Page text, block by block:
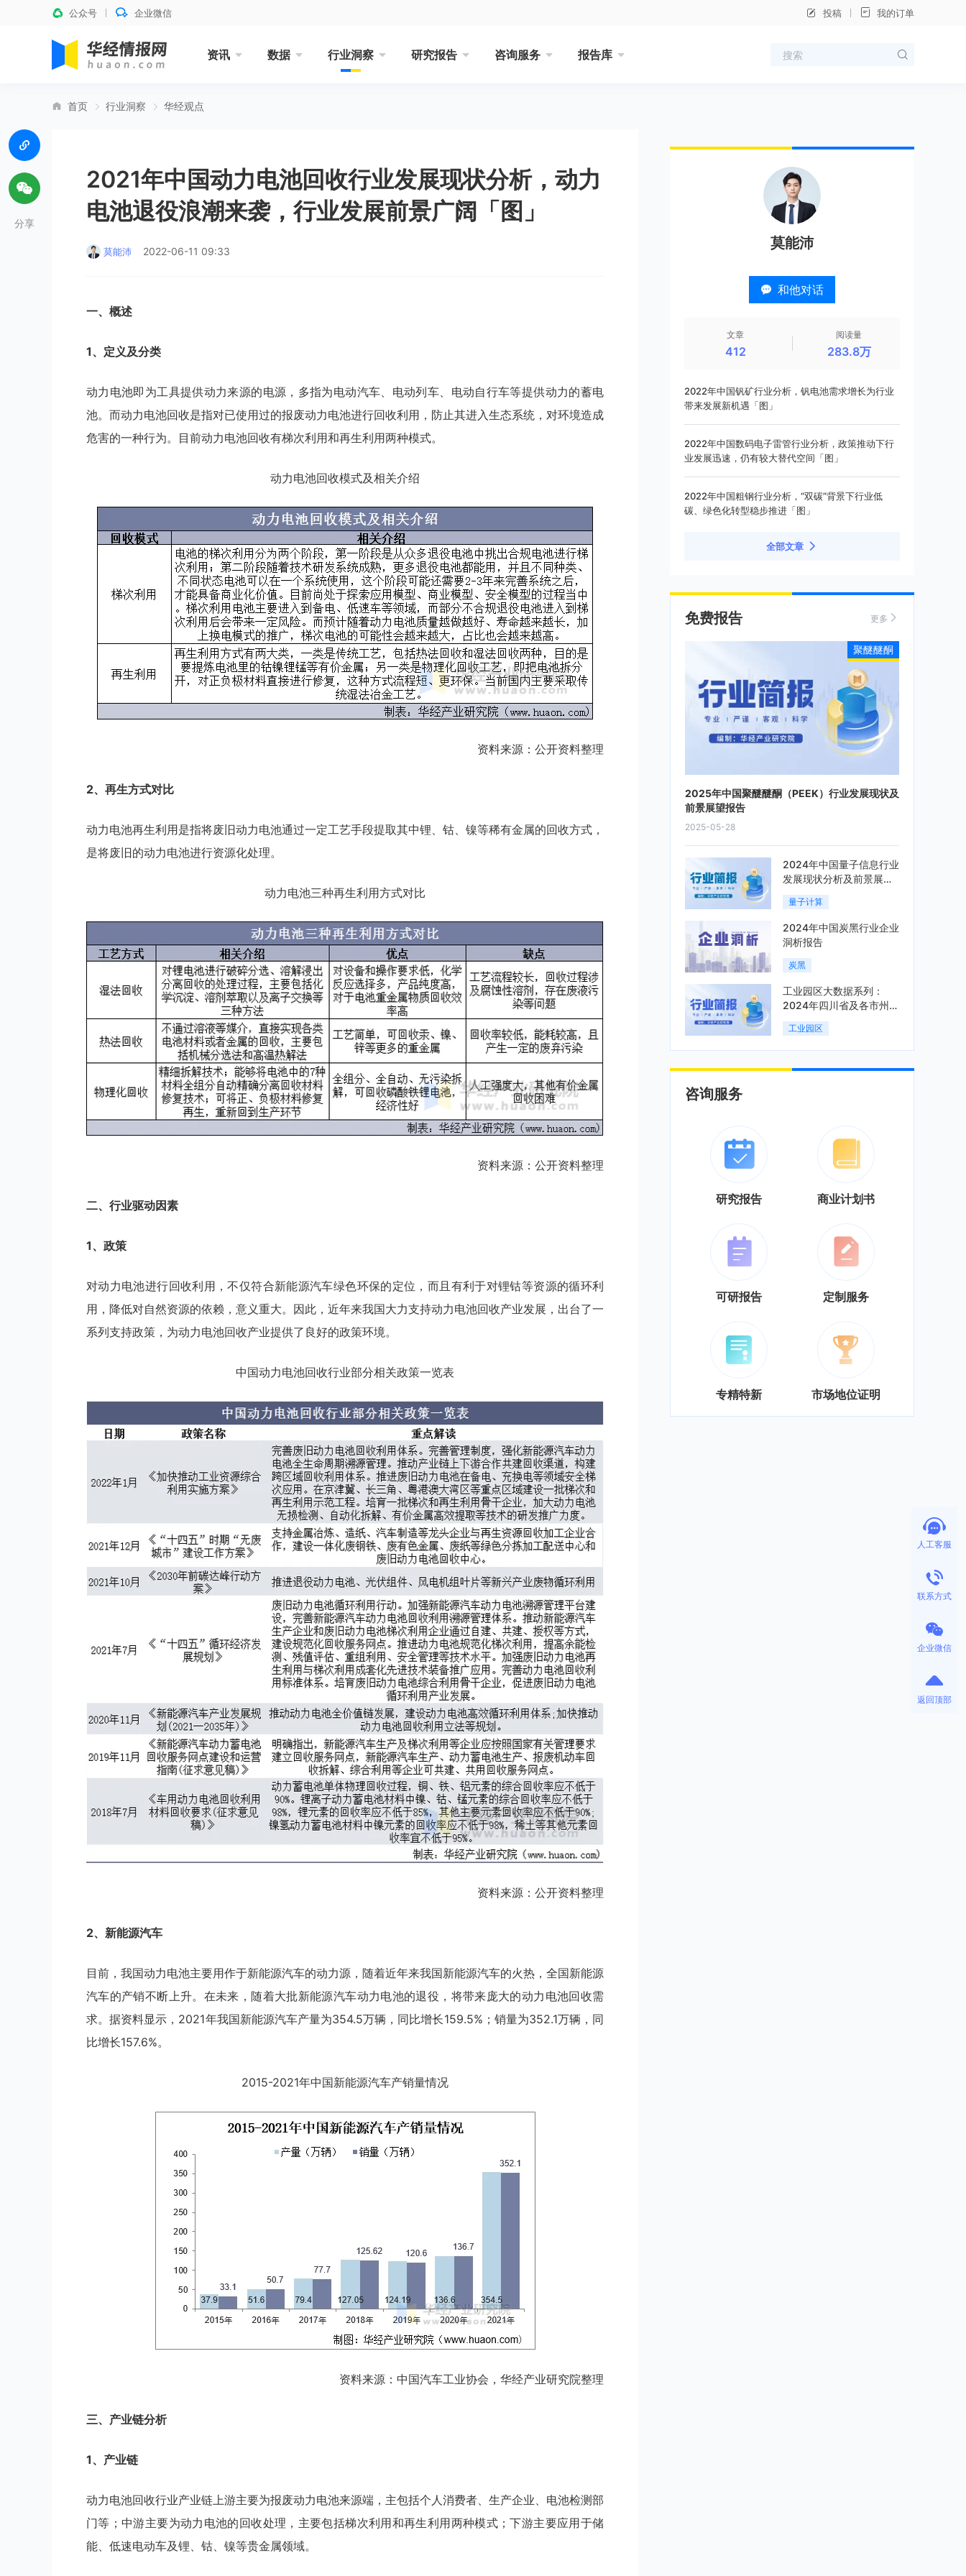
公众号 企业微信 投稿 我的订单
资讯 数据 行业洞察 研究报告 咨询服务 报告库
首页 行业洞察 华经观点
2021年中国动力电池回收行业发展现状分析，动力
电池退役浪潮来袭，行业发展前景广阔「图」
莫能沛 2022-06-11 09:33
一、概述
1、定义及分类
动力电池即为工具提供动力来源的电源，多指为电动汽车、电动列车、电动自行车等提供动力的蓄电
池。而动力电池回收是指对已使用过的报废动力电池进行回收利用，防止其进入生态系统，对环境造成
危害的一种行为。目前动力电池回收有梯次利用和再生利用两种模式。
动力电池回收模式及相关介绍
资料来源：公开资料整理
2、再生方式对比
动力电池再生利用是指将废旧动力电池通过一定工艺手段提取其中锂、钴、镍等稀有金属的回收方式，
是将废旧的动力电池进行资源化处理。
动力电池三种再生利用方式对比
资料来源：公开资料整理
二、行业驱动因素
1、政策
对动力电池进行回收利用，不仅符合新能源汽车绿色环保的定位，而且有利于对锂钴等资源的循环利
用，降低对自然资源的依赖，意义重大。因此，近年来我国大力支持动力电池回收产业发展，出台了一
系列支持政策，为动力电池回收产业提供了良好的政策环境。
中国动力电池回收行业部分相关政策一览表
资料来源：公开资料整理
2、新能源汽车
目前，我国动力电池主要用作于新能源汽车的动力源，随着近年来我国新能源汽车的火热，全国新能源
汽车的产销不断上升。在未来，随着大批新能源汽车动力电池的退役，将带来庞大的动力电池回收需
求。据资料显示，2021年我国新能源汽车产量为354.5万辆，同比增长159.5%；销量为352.1万辆，同
比增长157.6%。
2015-2021年中国新能源汽车产销量情况
资料来源：中国汽车工业协会，华经产业研究院整理
三、产业链分析
1、产业链
动力电池回收行业产业链上游主要为报废动力电池来源端，主包括个人消费者、生产企业、电池检测部
门等；中游主要为动力电池的回收处理，主要包括梯次利用和再生利用两种模式；下游主要应用于储
能、低速电动车及锂、钴、镍等贵金属领域。
分享
莫能沛
和他对话
文章
412
阅读量
283.8万
2022年中国钒矿行业分析，钒电池需求增长为行业
带来发展新机遇「图」
2022年中国数码电子雷管行业分析，政策推动下行
业发展迅速，仍有较大替代空间「图」
2022年中国粗钢行业分析，“双碳”背景下行业低
碳、绿色化转型稳步推进「图」
全部文章
免费报告 更多
2025年中国聚醚醚酮（PEEK）行业发展现状及
前景展望报告
2025-05-28
聚醚醚酮
2024年中国量子信息行业
发展现状分析及前景展望
报告
量子计算
2024年中国炭黑行业企业
洞析报告
炭黑
工业园区大数据系列：
2024年四川省及各市州工
业园区全景洞析报告
工业园区
咨询服务
研究报告 商业计划书
可研报告 定制服务
专精特新 市场地位证明
人工客服
联系方式
企业微信
返回顶部